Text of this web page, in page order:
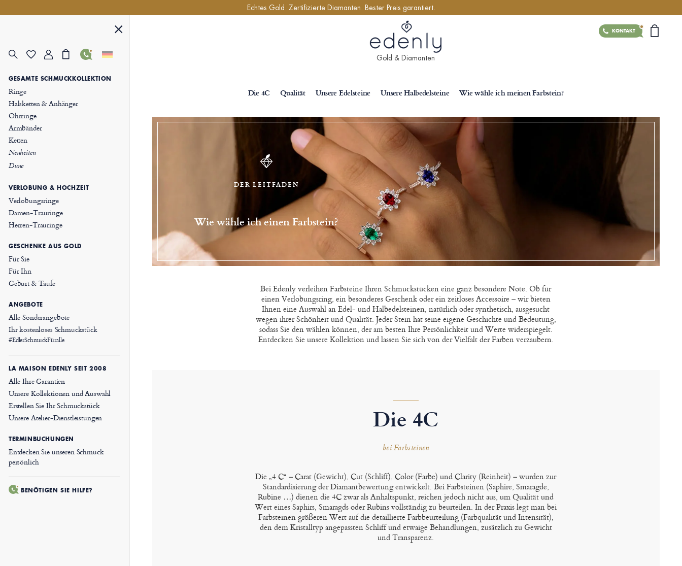
GESAMTE SCHMUCKKOLLEKTION
Ringe
Halsketten & Anhänger
Ohrringe
Armbänder
Ketten
Neuheiten
Dune
VERLOBUNG & HOCHZEIT
Verlobungsringe
Damen-Trauringe
Herren-Trauringe
GESCHENKE AUS GOLD
Für Sie
Für Ihn
Geburt & Taufe
ANGEBOTE
Alle Sonderangebote
Ihr kostenloses Schmuckstück
#EdlerSchmuckFüralle
LA MAISON EDENLY SEIT 2008
Alle Ihre Garantien
Unsere Kollektionen und Auswahl
Erstellen Sie Ihr Schmuckstück
Unsere Atelier-Dienstleistungen
TERMINBUCHUNGEN
Entdecken Sie unseren Schmuck
persönlich
BENÖTIGEN SIE HILFE?
Echtes Gold. Zertifizierte Diamanten. Bester Preis garantiert.
KONTAKT
Gold & Diamanten
Die 4C Qualität Unsere Edelsteine Unsere Halbedelsteine Wie wähle ich meinen Farbstein?
DER LEITFADEN
Wie wähle ich einen Farbstein?
Bei Edenly verleihen Farbsteine Ihren Schmuckstücken eine ganz besondere Note. Ob für
einen Verlobungsring, ein besonderes Geschenk oder ein zeitloses Accessoire – wir bieten
Ihnen eine Auswahl an Edel- und Halbedelsteinen, natürlich oder synthetisch, ausgesucht
wegen ihrer Schönheit und Qualität. Jeder Stein hat seine eigene Geschichte und Bedeutung,
sodass Sie den wählen können, der am besten Ihre Persönlichkeit und Werte widerspiegelt.
Entdecken Sie unsere Kollektion und lassen Sie sich von der Vielfalt der Farben verzaubern.
Die 4C
bei Farbsteinen
Die „4 C“ – Carat (Gewicht), Cut (Schliff), Color (Farbe) und Clarity (Reinheit) – wurden zur
Standardisierung der Diamantbewertung entwickelt. Bei Farbsteinen (Saphire, Smaragde,
Rubine …) dienen die 4C zwar als Anhaltspunkt, reichen jedoch nicht aus, um Qualität und
Wert eines Saphirs, Smaragds oder Rubins vollständig zu beurteilen. In der Praxis legt man bei
Farbsteinen größeren Wert auf die detaillierte Farbbeurteilung (Farbqualität und Intensität),
den dem Kristalltyp angepassten Schliff und etwaige Behandlungen, zusätzlich zu Gewicht
und Transparenz.